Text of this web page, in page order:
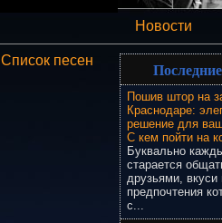
Новости
Список песен
Пошив штор на
Краснодаре:
решение для
С кем пойти на
Буквально
старается
друзьями, вкуси
предпочтения
с...